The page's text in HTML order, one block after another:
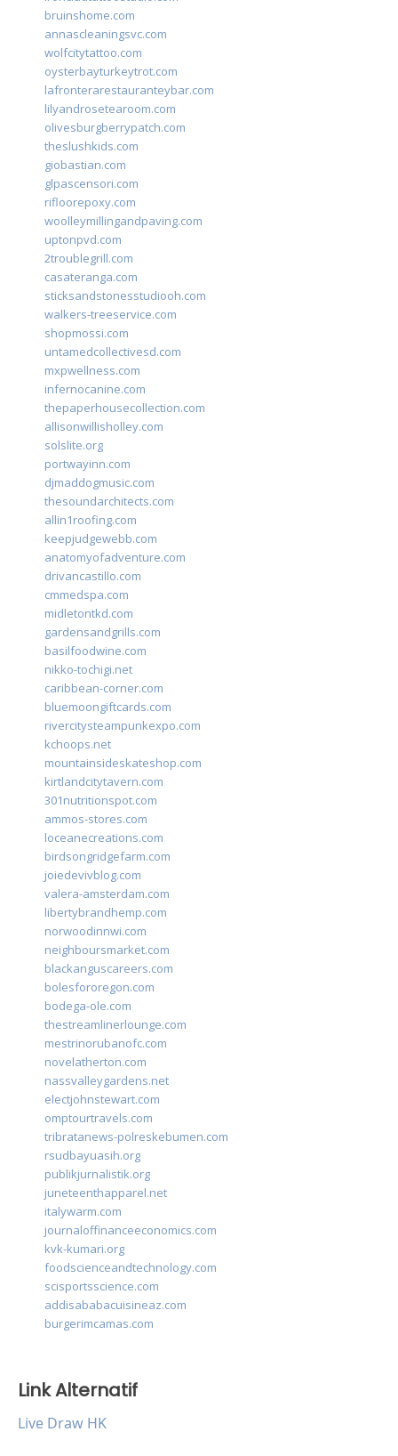
bruinshome.com
annascleaningsvc.com
wolfcitytattoo.com
oysterbayturkeytrot.com
lafronterarestauranteybar.com
lilyandrosetearoom.com
olivesburgberrypatch.com
theslushkids.com
giobastian.com
glpascensori.com
rifloorepoxy.com
woolleymillingandpaving.com
uptonpvd.com
2troublegrill.com
casateranga.com
sticksandstonesstudiooh.com
walkers-treeservice.com
shopmossi.com
untamedcollectivesd.com
mxpwellness.com
infernocanine.com
thepaperhousecollection.com
allisonwillisholley.com
solslite.org
portwayinn.com
djmaddogmusic.com
thesoundarchitects.com
allin1roofing.com
keepjudgewebb.com
anatomyofadventure.com
drivancastillo.com
cmmedspa.com
midletontkd.com
gardensandgrills.com
basilfoodwine.com
nikko-tochigi.net
caribbean-corner.com
bluemoongiftcards.com
rivercitysteampunkexpo.com
kchoops.net
mountainsideskateshop.com
kirtlandcitytavern.com
301nutritionspot.com
ammos-stores.com
loceanecreations.com
birdsongridgefarm.com
joiedevivblog.com
valera-amsterdam.com
libertybrandhemp.com
norwoodinnwi.com
neighboursmarket.com
blackanguscareers.com
bolesfororegon.com
bodega-ole.com
thestreamlinerlounge.com
mestrinorubanofc.com
novelatherton.com
nassvalleygardens.net
electjohnstewart.com
omptourtravels.com
tribratanews-polreskebumen.com
rsudbayuasih.org
publikjurnalistik.org
juneteenthapparel.net
italywarm.com
journaloffinanceeconomics.com
kvk-kumari.org
foodscienceandtechnology.com
scisportsscience.com
addisababacuisineaz.com
burgerimcamas.com
Link Alternatif
Live Draw HK